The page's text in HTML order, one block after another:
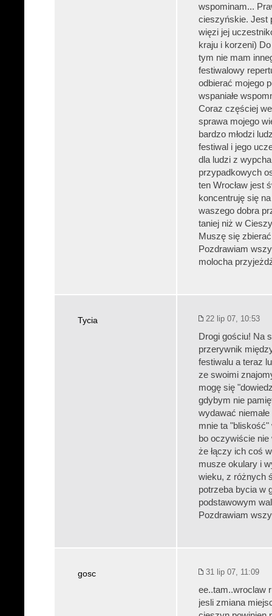
wspominam...
cieszyńskie. Jest
więzi jej
kraju i korzeni)
tym nie mam
festiwalowy
odbierać mojego
wspaniałe
Coraz częściej
sprawa mojego
bardzo młodzi
festiwal i jego
dla ludzi z
przypadkowych
ten Wrocław jest
koncentruję się
waszego dobra
taniej niż w
Muszę się
Pozdrawiam
molocha
Tycia 22 lip 07, 10:53
Drogi gościu! Na
przerywnik
festiwalu a teraz
ze swoimi
mogę się
gdybym nie
wydawać
mnie ta
bo oczywiście
że łączy ich coś
musze okulary i
wieku, z różnych
potrzeba bycia w
podstawowym
Pozdrawiam
gosc 31 lip 07, 11:09
ee..tam..wroclaw
jesli zmiana